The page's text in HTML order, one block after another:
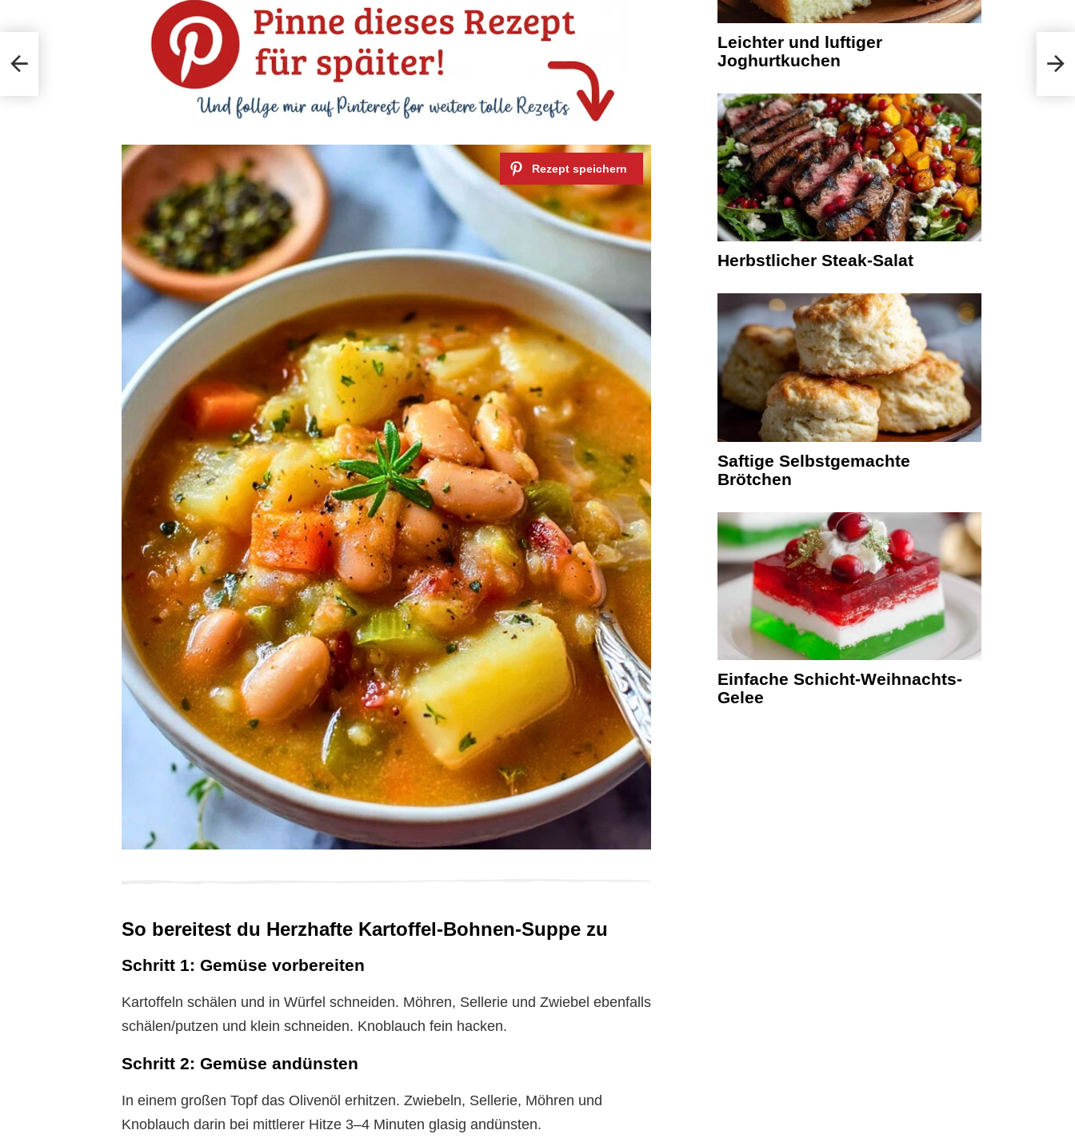
So bereitest du Herzhafte Kartoffel-Bohnen-Suppe zu
Schritt 1: Gemüse vorbereiten
Kartoffeln schälen und in Würfel schneiden. Möhren, Sellerie und Zwiebel ebenfalls
schälen/putzen und klein schneiden. Knoblauch fein hacken.
Schritt 2: Gemüse andünsten
In einem großen Topf das Olivenöl erhitzen. Zwiebeln, Sellerie, Möhren und
Knoblauch darin bei mittlerer Hitze 3–4 Minuten glasig andünsten.
Leichter und luftiger
Joghurtkuchen
Herbstlicher Steak-Salat
Saftige Selbstgemachte
Brötchen
Einfache Schicht-Weihnachts-
Gelee